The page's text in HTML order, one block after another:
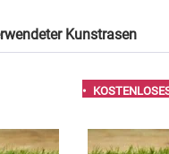
Kunstrasen
•